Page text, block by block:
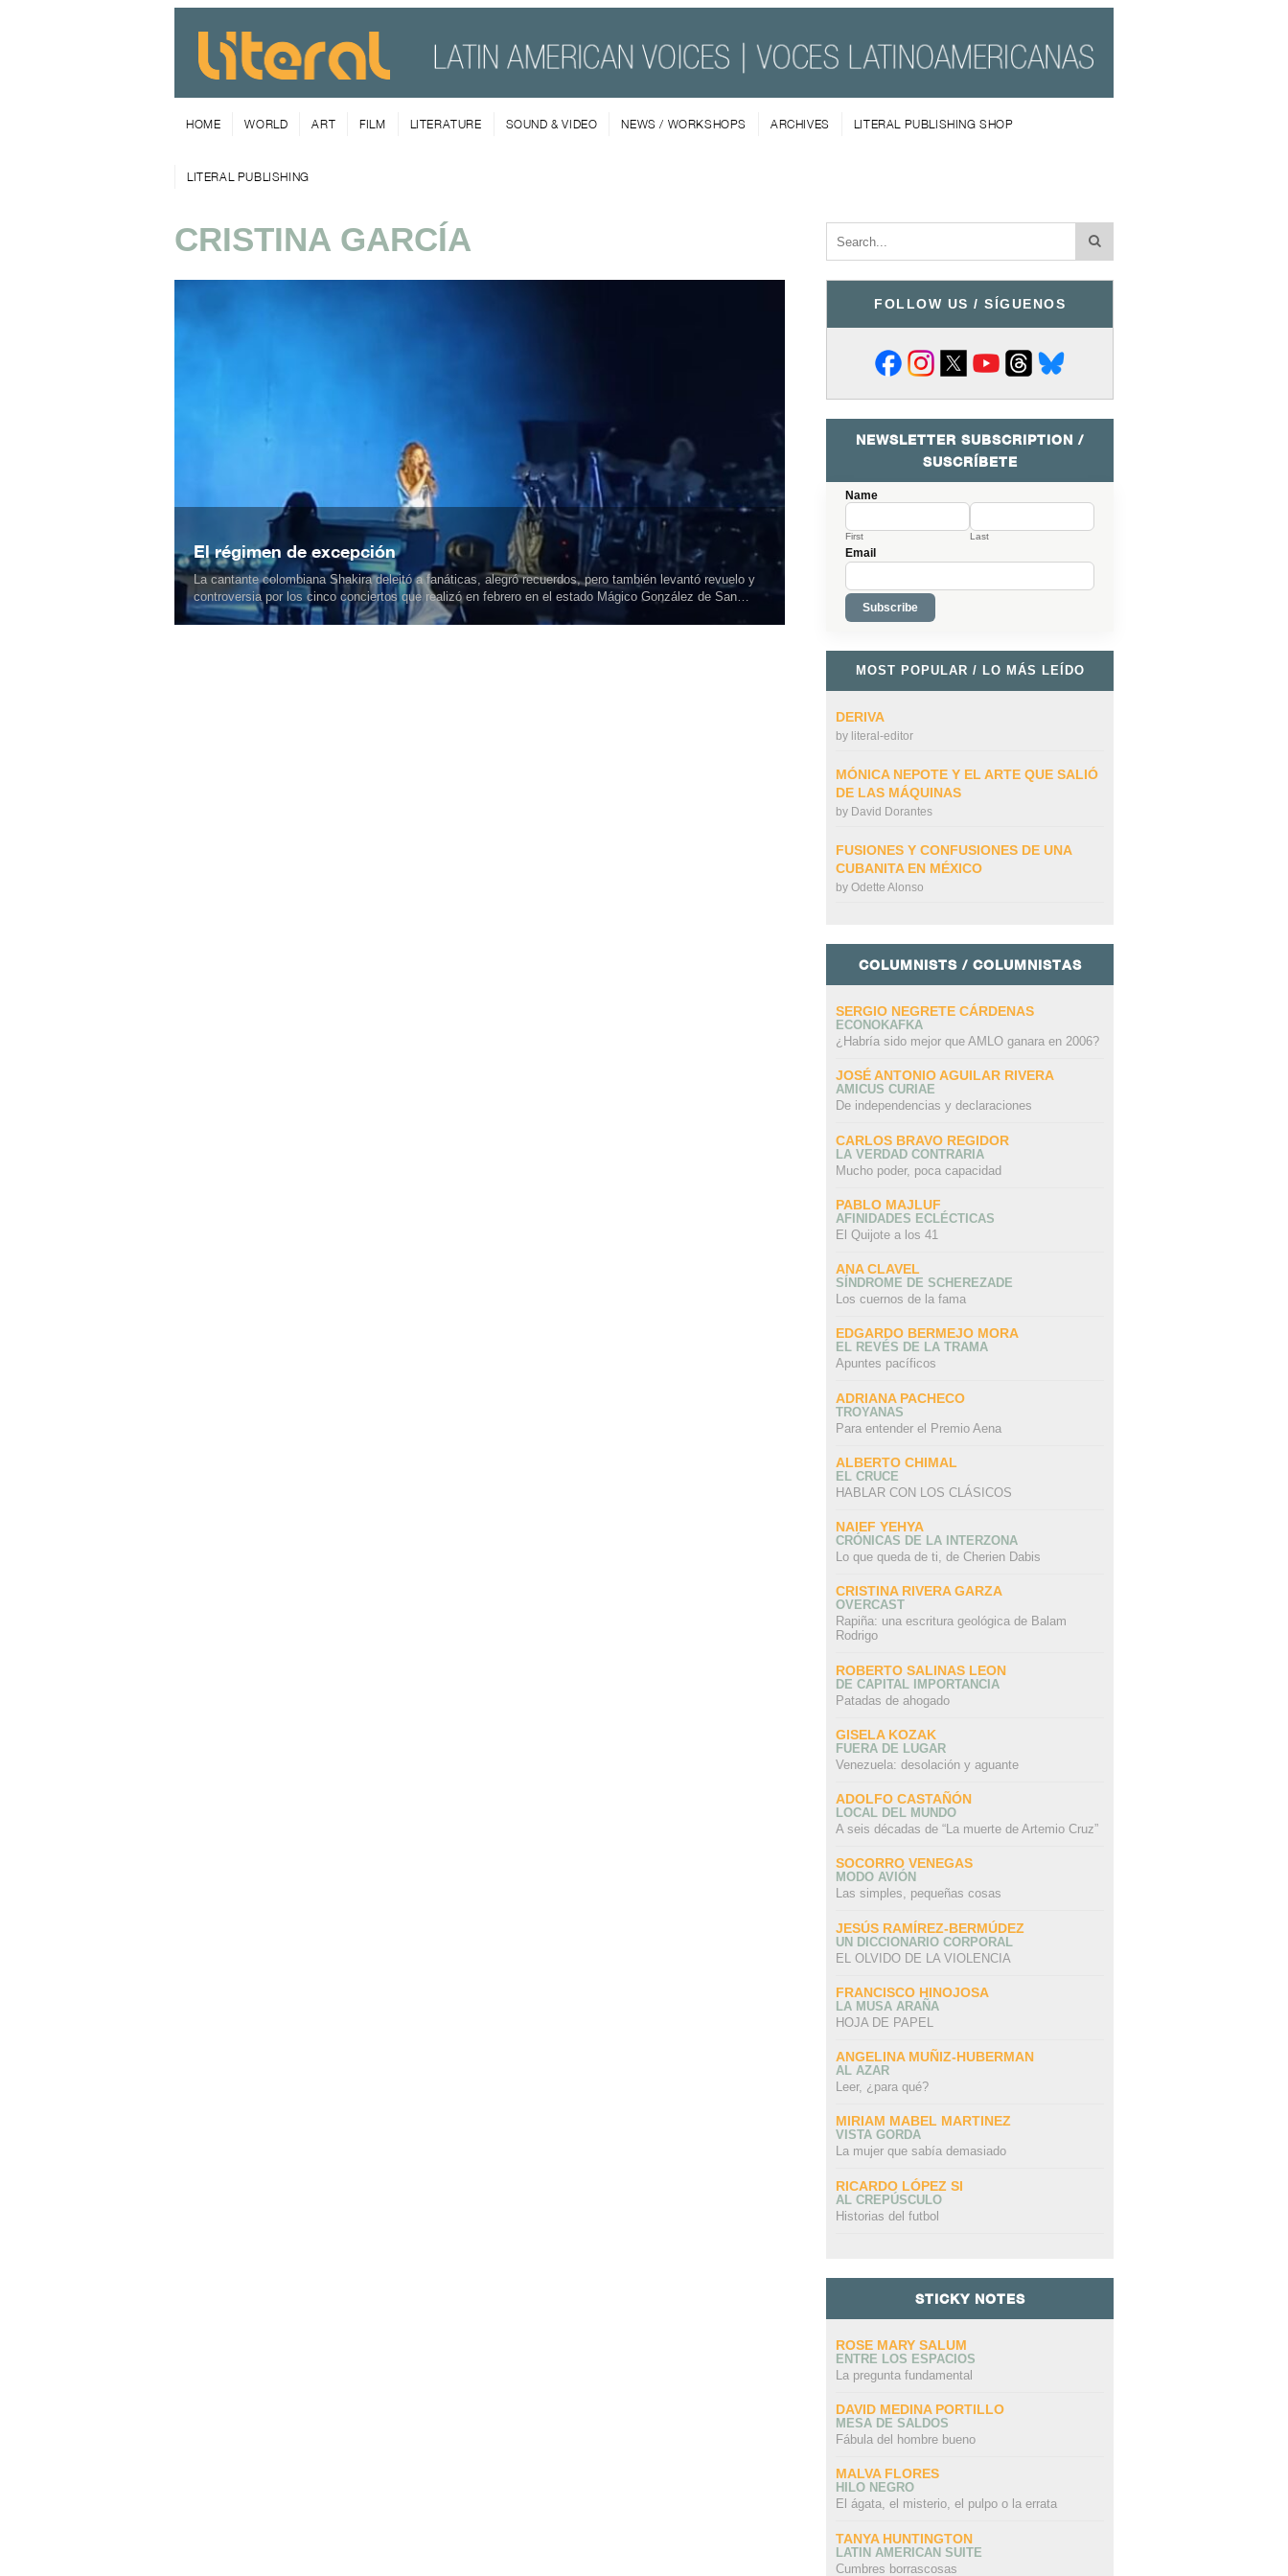
HOME WORLD ART FILM LITERATURE SOUND & VIDEO NEWS / WORKSHOPS ARCHIVES LITERAL PUBLISHING SHOP
LITERAL PUBLISHING
CRISTINA GARCÍA
El régimen de excepción
La cantante colombiana Shakira deleitó a fanáticas, alegró recuerdos, pero también levantó revuelo y
controversia por los cinco conciertos que realizó en febrero en el estado Mágico González de San…
FOLLOW US / SÍGUENOS
NEWSLETTER SUBSCRIPTION /
SUSCRÍBETE
Name
First Last
Email
MOST POPULAR / LO MÁS LEÍDO
DERIVA
by literal-editor
MÓNICA NEPOTE Y EL ARTE QUE SALIÓ
DE LAS MÁQUINAS
by David Dorantes
FUSIONES Y CONFUSIONES DE UNA
CUBANITA EN MÉXICO
by Odette Alonso
COLUMNISTS / COLUMNISTAS
SERGIO NEGRETE CÁRDENAS
ECONOKAFKA
¿Habría sido mejor que AMLO ganara en 2006?
JOSÉ ANTONIO AGUILAR RIVERA
AMICUS CURIAE
De independencias y declaraciones
CARLOS BRAVO REGIDOR
LA VERDAD CONTRARIA
Mucho poder, poca capacidad
PABLO MAJLUF
AFINIDADES ECLÉCTICAS
El Quijote a los 41
ANA CLAVEL
SÍNDROME DE SCHEREZADE
Los cuernos de la fama
EDGARDO BERMEJO MORA
EL REVÉS DE LA TRAMA
Apuntes pacíficos
ADRIANA PACHECO
TROYANAS
Para entender el Premio Aena
ALBERTO CHIMAL
EL CRUCE
HABLAR CON LOS CLÁSICOS
NAIEF YEHYA
CRÓNICAS DE LA INTERZONA
Lo que queda de ti, de Cherien Dabis
CRISTINA RIVERA GARZA
OVERCAST
Rapiña: una escritura geológica de Balam
Rodrigo
ROBERTO SALINAS LEON
DE CAPITAL IMPORTANCIA
Patadas de ahogado
GISELA KOZAK
FUERA DE LUGAR
Venezuela: desolación y aguante
ADOLFO CASTAÑÓN
LOCAL DEL MUNDO
A seis décadas de “La muerte de Artemio Cruz”
SOCORRO VENEGAS
MODO AVIÓN
Las simples, pequeñas cosas
JESÚS RAMÍREZ-BERMÚDEZ
UN DICCIONARIO CORPORAL
EL OLVIDO DE LA VIOLENCIA
FRANCISCO HINOJOSA
LA MUSA ARAÑA
HOJA DE PAPEL
ANGELINA MUÑIZ-HUBERMAN
AL AZAR
Leer, ¿para qué?
MIRIAM MABEL MARTINEZ
VISTA GORDA
La mujer que sabía demasiado
RICARDO LÓPEZ SI
AL CREPÚSCULO
Historias del futbol
STICKY NOTES
ROSE MARY SALUM
ENTRE LOS ESPACIOS
La pregunta fundamental
DAVID MEDINA PORTILLO
MESA DE SALDOS
Fábula del hombre bueno
MALVA FLORES
HILO NEGRO
El ágata, el misterio, el pulpo o la errata
TANYA HUNTINGTON
LATIN AMERICAN SUITE
Cumbres borrascosas